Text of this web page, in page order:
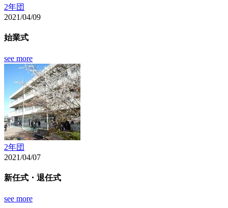
2年団
2021/04/09
始業式
see more
2年団
2021/04/07
新任式・退任式
see more